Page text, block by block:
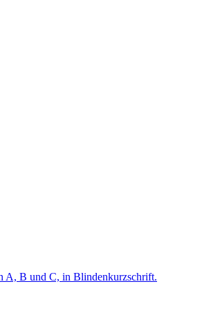
A, B und C, in Blindenkurzschrift.